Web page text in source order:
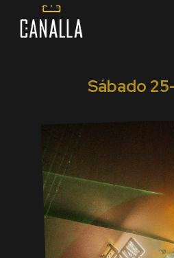
Sábado